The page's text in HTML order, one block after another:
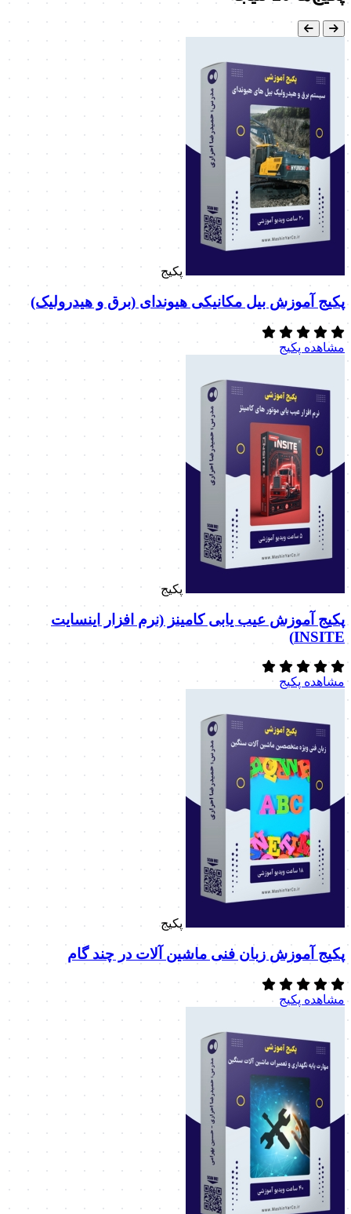
پکیج
پکیج آموزش بیل مکانیکی هیوندای (برق و هیدرولیک)
مشاهده پکیج
پکیج
پکیج آموزش عیب یابی کامینز (نرم افزار اینسایت
INSITE)
مشاهده پکیج
پکیج
پکیج آموزش زبان فنی ماشین آلات در چند گام
مشاهده پکیج